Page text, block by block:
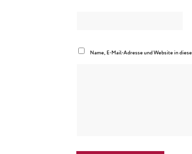
Name, E-Mail-Adresse und Website in